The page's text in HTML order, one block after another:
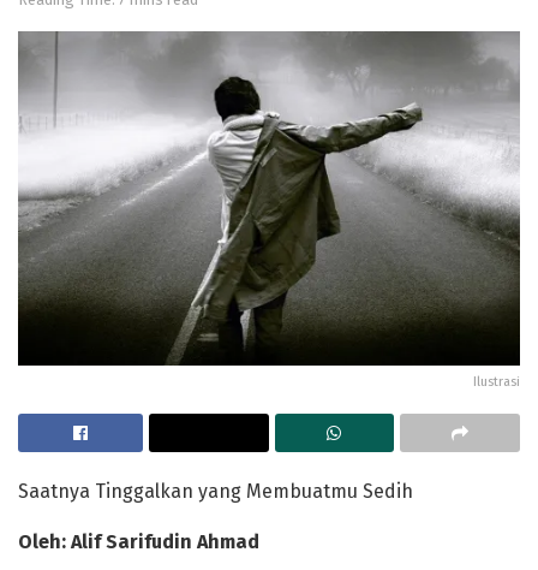
Ilustrasi
Saatnya Tinggalkan yang Membuatmu Sedih
Oleh: Alif Sarifudin Ahmad